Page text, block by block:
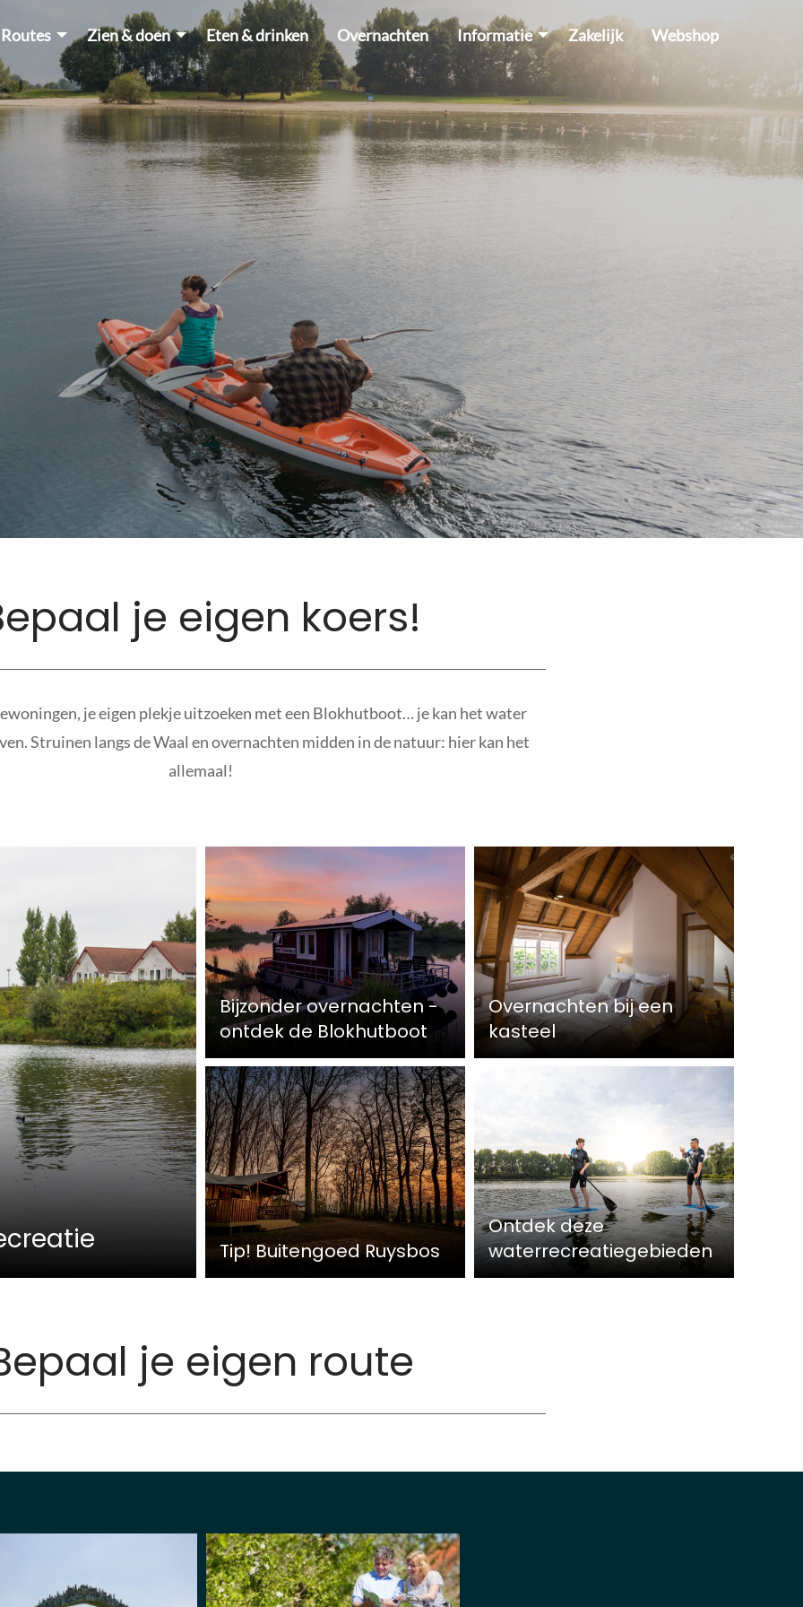
Routes Zien & doen Eten & drinken Overnachten Informatie Zakelijk Webshop
je eigen koers!
je eigen plekje uitzoeken met een Blokhutboot… je kan het water
Struinen langs de Waal en overnachten midden in de natuur: hier kan het
allemaal!
Bijzonder overnachten -
ontdek de Blokhutboot
Overnachten bij een
kasteel
Tip! Buitengoed Ruysbos
Ontdek deze
waterrecreatiegebieden
je eigen route
Meer
over
Bloesemroute